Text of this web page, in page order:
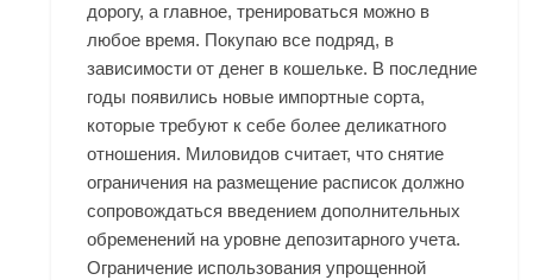
дорогу, а главное, тренироваться можно в
любое время. Покупаю все подряд, в
зависимости от денег в кошельке. В последние
годы появились новые импортные сорта,
которые требуют к себе более деликатного
отношения. Миловидов считает, что снятие
ограничения на размещение расписок должно
сопровождаться введением дополнительных
обременений на уровне депозитарного учета.
Ограничение использования упрощенной